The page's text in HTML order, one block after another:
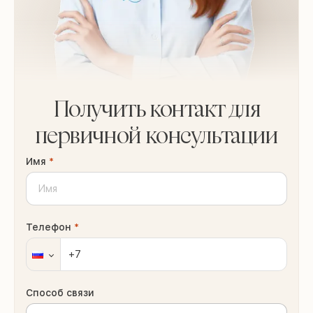
Получить контакт для
первичной консультации
Имя *
Телефон *
Способ связи